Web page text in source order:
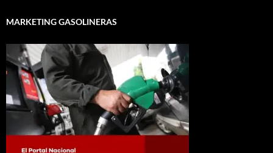
MARKETING GASOLINERAS